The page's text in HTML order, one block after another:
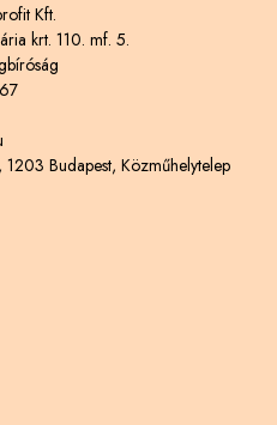
Kft.
krt. 110. mf. 5.
1203 Budapest, Közműhelytelep